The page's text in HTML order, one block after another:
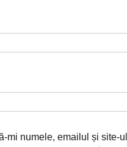
mi numele, emailul și site-